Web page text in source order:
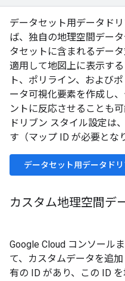
データセット用データド
ば、独自の地理空間デー
タセットに含まれるデー
適用して地図上に表示す
ト、ポリライン、および
ータ可視化要素を作成し
ントに反応させることも
ドリブン スタイル設定は
す（マップ ID が必要とな
データセット用データド
カスタム地理空間デ
Google Cloud コンソール
て、カスタムデータを追
有の ID があり、この ID